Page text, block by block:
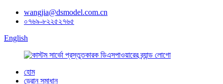
wangjia@dsmodel.com.cn
০৭৬৯-৮২২৫২৭৬৫
English
হোম
ড্রোন সমাধান